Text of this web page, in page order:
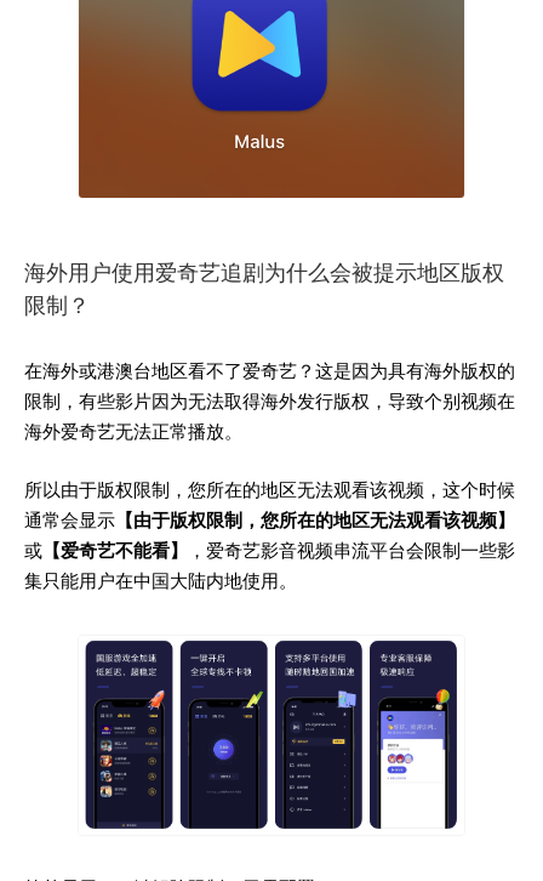
海外用户使用爱奇艺追剧为什么会被提示地区版权
限制？
在海外或港澳台地区看不了爱奇艺？这是因为具有海外版权的
限制，有些影片因为无法取得海外发行版权，导致个别视频在
海外爱奇艺无法正常播放。
所以由于版权限制，您所在的地区无法观看该视频，这个时候
通常会显示 【由于版权限制，您所在的地区无法观看该视频】
或 【爱奇艺不能看】
，爱奇艺影音视频串流平台会限制一些影
集只能用户在中国大陆内地使用。